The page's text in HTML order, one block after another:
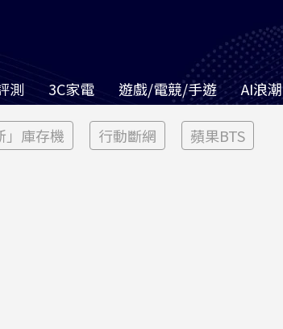
測 3C家電 遊戲/電競/手遊 AI浪潮
」庫存機 行動斷網 蘋果BTS